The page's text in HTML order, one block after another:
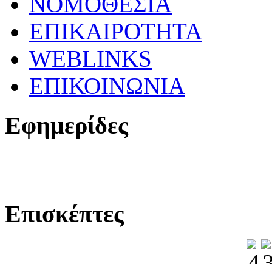
ΕΠΙΚΑΙΡΟΤΗΤΑ
WEBLINKS
ΕΠΙΚΟΙΝΩΝΙΑ
Εφημερίδες
Επισκέπτες